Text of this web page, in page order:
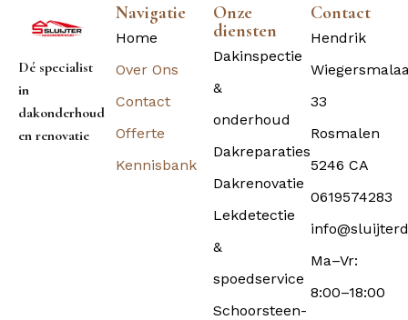
Dé specialist
in
dakonderhoud
en renovatie
Navigatie
Home
Over Ons
Contact
Offerte
Kennisbank
Onze
diensten
Dakinspectie
&
onderhoud
Dakreparaties
Dakrenovatie
Lekdetectie
&
spoedservice
Schoorsteen-
Contact
Hendrik
33
Rosmalen
5246 CA
0619574283
Ma–Vr:
8:00–18:00